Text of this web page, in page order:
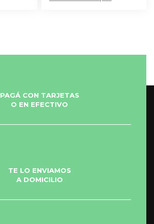
PAGÁ CON TARJETAS
O EN EFECTIVO
TE LO ENVIAMOS
A DOMICILIO